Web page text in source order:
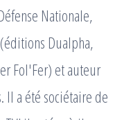
Nationale,
Dualpha,
Fol'Fer) et auteur
Il a été sociétaire de